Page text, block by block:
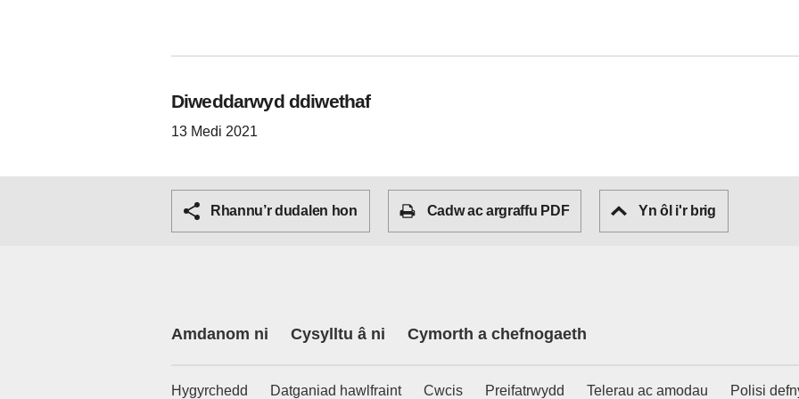
Diweddarwyd ddiwethaf
13 Medi 2021
Rhannu’r dudalen hon Cadw ac argraffu PDF Yn ôl i'r brig
Amdanom ni Cysylltu â ni Cymorth a chefnogaeth
Hygyrchedd Datganiad hawlfraint Cwcis Preifatrwydd Telerau ac amodau Polisi